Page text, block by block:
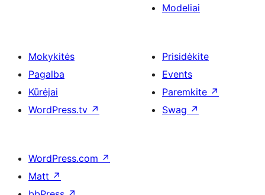
Modeliai
Mokykitės
Pagalba
Kūrėjai
WordPress.tv ↗
Prisidėkite
Events
Paremkite ↗
Swag ↗
WordPress.com ↗
Matt ↗